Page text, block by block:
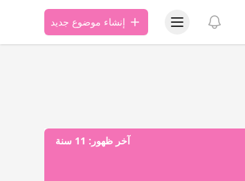
عرض الإشعاراتعرض قائمة المستخدمإنشاء موضوع جديد
آخر ظهور: 11 سنة